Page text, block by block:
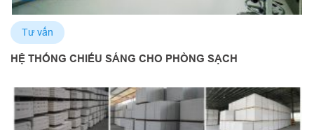
Tư vấn
HỆ THỐNG CHIẾU SÁNG CHO PHÒNG SẠCH